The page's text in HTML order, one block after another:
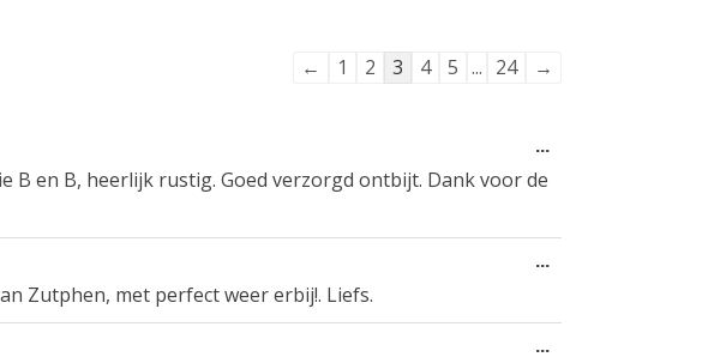
Navigation
← 1 2 3 4 5 ... 24
→
B en B, heerlijk rustig. Goed verzorgd ontbijt. Dank voor de
...
Zutphen, met perfect weer erbij!. Liefs.
...
...